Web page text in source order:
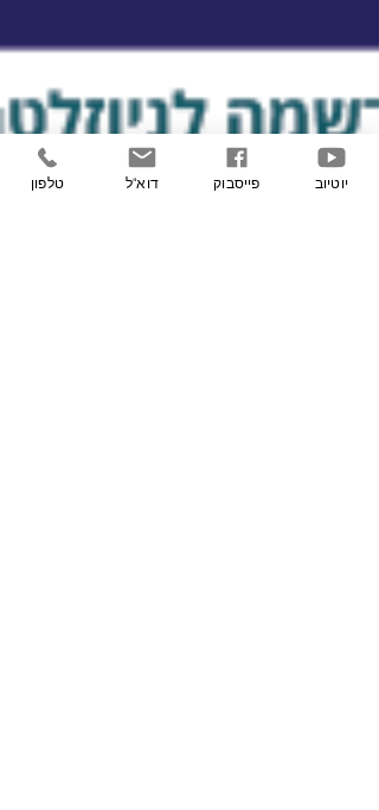
כל החדשות של משקי הקיבוצים לחודש
ספטמבר. והפעם סיכום שנת הפעילות
לשנה הקרובה
טלפון דוא"ל פייסבוק יוטיוב